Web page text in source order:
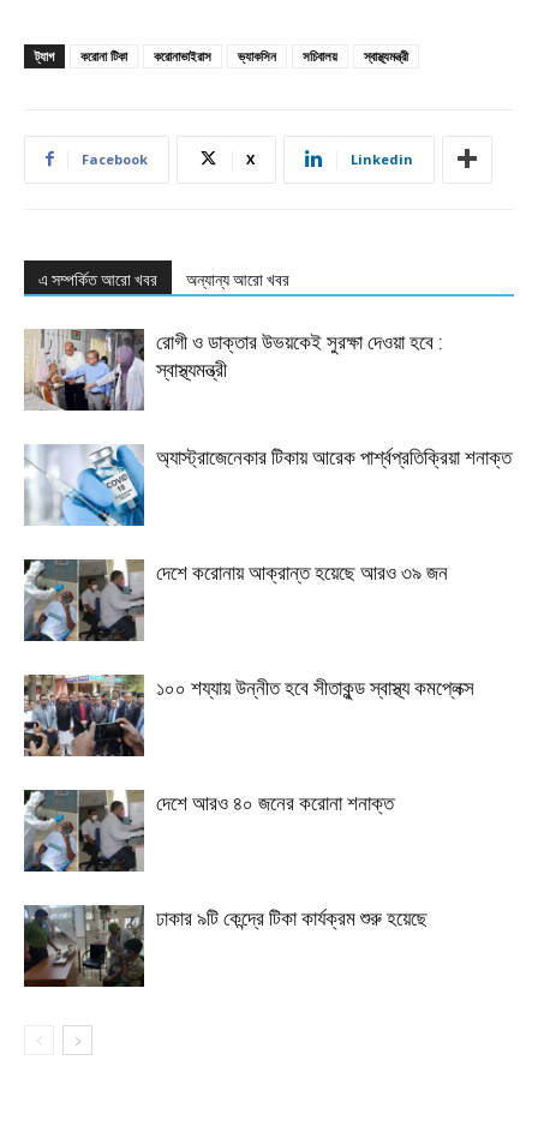
ট্যাগ করোনা টিকা করোনাভাইরাস ভ্যাকসিন সচিবালয় স্বাস্থ্যমন্ত্রী
Facebook X Linkedin
এ সম্পর্কিত আরো খবর অন্যান্য আরো খবর
রোগী ও ডাক্তার উভয়কেই সুরক্ষা দেওয়া হবে :
স্বাস্থ্যমন্ত্রী
অ্যাস্ট্রাজেনেকার টিকায় আরেক পার্শ্বপ্রতিক্রিয়া শনাক্ত
দেশে করোনায় আক্রান্ত হয়েছে আরও ৩৯ জন
১০০ শয্যায় উন্নীত হবে সীতাকুন্ড স্বাস্থ্য কমপ্লেক্স
দেশে আরও ৪০ জনের করোনা শনাক্ত
ঢাকার ৯টি কেন্দ্রে টিকা কার্যক্রম শুরু হয়েছে